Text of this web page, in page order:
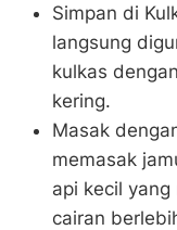
Simpan di
langsung
kulkas
kering.
Masak
memasak
api kecil
cairan